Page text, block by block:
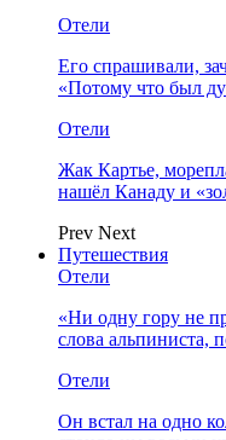
Отели
Его спрашивали,
«Потому что был
Отели
Жак Картье,
нашёл Канаду и
Prev Next
Путешествия
Отели
«Ни одну гору не
слова альпиниста,
Отели
Он встал на одно